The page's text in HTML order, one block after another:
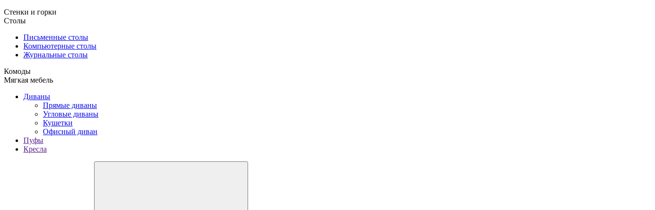
Стенки и горки
Столы
Письменные столы
Компьютерные столы
Журнальные столы
Комоды
Мягкая мебель
Диваны
Прямые диваны
Угловые диваны
Кушетки
Офисный диван
Пуфы
Кресла